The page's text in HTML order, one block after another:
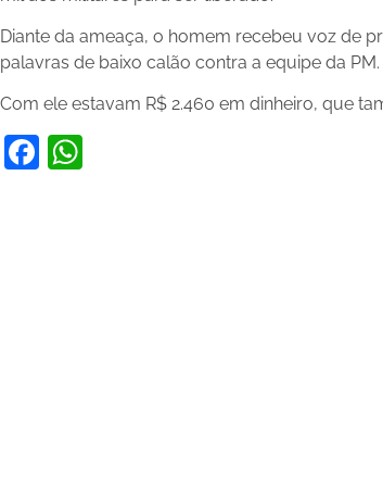
Diante da ameaça, o homem recebeu voz de
palavras de baixo calão contra a equipe da PM.
Com ele estavam R$ 2.460 em dinheiro, que
Facebook